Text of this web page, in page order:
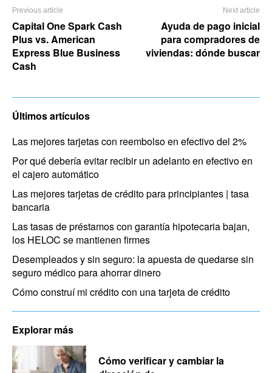
Previous article
Capital One Spark Cash
Plus vs. American
Express Blue Business
Cash
Next article
Ayuda de pago inicial
para compradores de
viviendas: dónde buscar
Últimos artículos
Las mejores tarjetas con reembolso en efectivo del 2%
Por qué debería evitar recibir un adelanto en efectivo en
el cajero automático
Las mejores tarjetas de crédito para principiantes | tasa
bancaria
Las tasas de préstamos con garantía hipotecaria bajan,
los HELOC se mantienen firmes
Desempleados y sin seguro: la apuesta de quedarse sin
seguro médico para ahorrar dinero
Cómo construí mi crédito con una tarjeta de crédito
Explorar más
Cómo verificar y cambiar la